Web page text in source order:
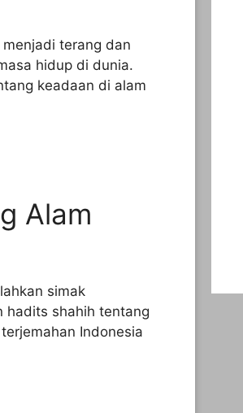
terang dan
hidup di dunia.
keadaan di alam
Alam
simak
hadits shahih tentang
Indonesia